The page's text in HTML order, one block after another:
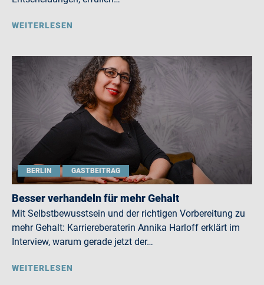
WEITERLESEN
BERLIN GASTBEITRAG
Besser verhandeln für mehr Gehalt
Mit Selbstbewusstsein und der richtigen Vorbereitung zu
mehr Gehalt: Karriereberaterin Annika Harloff erklärt im
Interview, warum gerade jetzt der…
WEITERLESEN